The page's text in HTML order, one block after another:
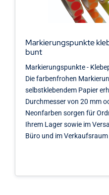
Markierungspunkte
bunt
Markierungspunkte -
Die farbenfrohen
selbstklebendem Papier
Durchmesser von 20 mm
Neonfarben sorgen für
Ihrem Lager sowie im
Büro und im